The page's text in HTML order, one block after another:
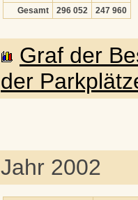
Gesamt
296 052 247 960
Graf der
der
Jahr 2002